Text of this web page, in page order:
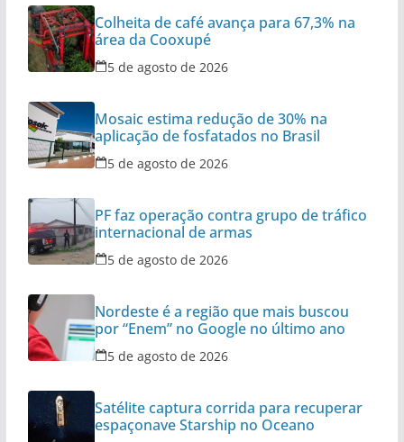
Colheita de café avança para 67,3% na
área da Cooxupé
5 de agosto de 2026
Mosaic estima redução de 30% na
aplicação de fosfatados no Brasil
5 de agosto de 2026
PF faz operação contra grupo de tráfico
internacional de armas
5 de agosto de 2026
Nordeste é a região que mais buscou
por “Enem” no Google no último ano
5 de agosto de 2026
Satélite captura corrida para recuperar
espaçonave Starship no Oceano